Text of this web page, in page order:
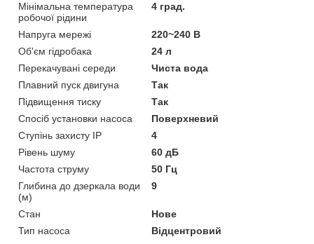
Мінімальна температура
робочої рідини
4 град.
Напруга мережі
220~240 В
Об'єм гідробака
24 л
Перекачувані середи
Чиста вода
Плавний пуск двигуна
Так
Підвищення тиску
Так
Спосіб установки насоса
Поверхневий
Ступінь захисту IP
4
Рівень шуму
60 дБ
Частота струму
50 Гц
Глибина до дзеркала води
(м)
9
Стан
Нове
Тип насоса
Відцентровий